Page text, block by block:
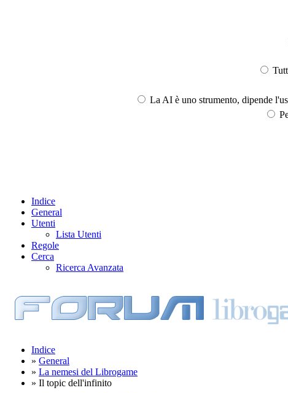
La AI è uno strumento, dipende
Indice
General
Utenti
Lista Utenti
Regole
Cerca
Ricerca Avanzata
Indice
» General
» La nemesi del Librogame
» Il topic dell'infinito